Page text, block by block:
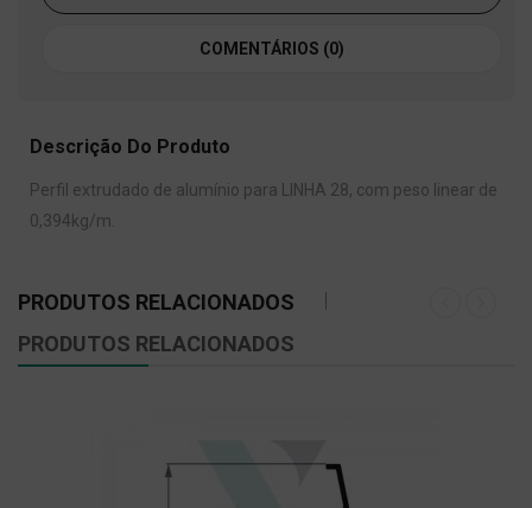
COMENTÁRIOS (0)
Descrição Do Produto
Perfil extrudado de alumínio para LINHA 28, com peso linear de
0,394kg/m.
PRODUTOS RELACIONADOS
PRODUTOS RELACIONADOS